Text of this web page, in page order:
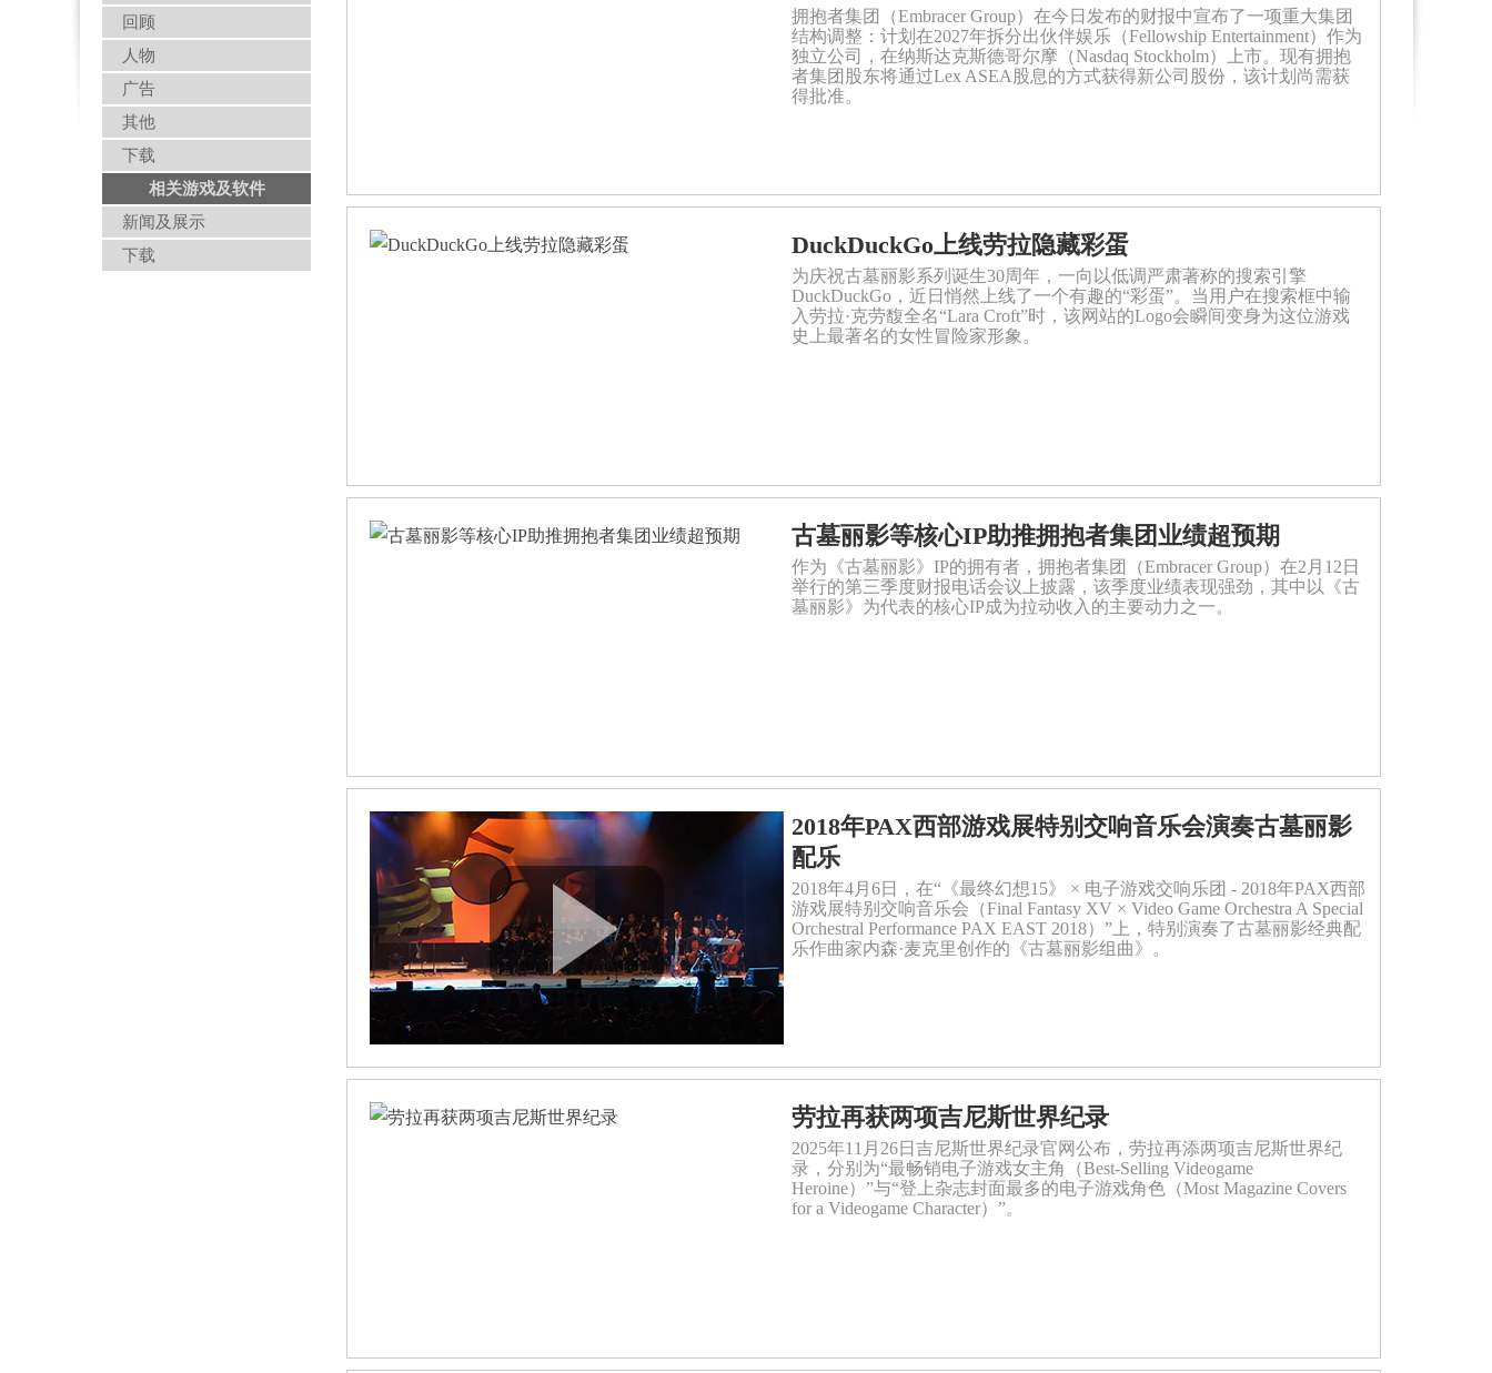
回顾
人物
广告
其他
下载
相关游戏及软件
新闻及展示
下载
拥抱者集团（Embracer Group）在今日发布的财报中宣布了一项重大集团
结构调整：计划在2027年拆分出伙伴娱乐（Fellowship Entertainment）作为
独立公司，在纳斯达克斯德哥尔摩（Nasdaq Stockholm）上市。现有拥抱
者集团股东将通过Lex ASEA股息的方式获得新公司股份，该计划尚需获
得批准。
DuckDuckGo上线劳拉隐藏彩蛋
为庆祝古墓丽影系列诞生30周年，一向以低调严肃著称的搜索引擎
DuckDuckGo，近日悄然上线了一个有趣的“彩蛋”。当用户在搜索框中输
入劳拉·克劳馥全名“Lara Croft”时，该网站的Logo会瞬间变身为这位游戏
史上最著名的女性冒险家形象。
古墓丽影等核心IP助推拥抱者集团业绩超预期
作为《古墓丽影》IP的拥有者，拥抱者集团（Embracer Group）在2月12日
举行的第三季度财报电话会议上披露，该季度业绩表现强劲，其中以《古
墓丽影》为代表的核心IP成为拉动收入的主要动力之一。
2018年PAX西部游戏展特别交响音乐会演奏古墓丽影
配乐
2018年4月6日，在“《最终幻想15》 × 电子游戏交响乐团 - 2018年PAX西部
游戏展特别交响音乐会（Final Fantasy XV × Video Game Orchestra A Special
Orchestral Performance PAX EAST 2018）”上，特别演奏了古墓丽影经典配
乐作曲家内森·麦克里创作的《古墓丽影组曲》。
劳拉再获两项吉尼斯世界纪录
2025年11月26日吉尼斯世界纪录官网公布，劳拉再添两项吉尼斯世界纪
录，分别为“最畅销电子游戏女主角（Best-Selling Videogame
Heroine）”与“登上杂志封面最多的电子游戏角色（Most Magazine Covers
for a Videogame Character）”。